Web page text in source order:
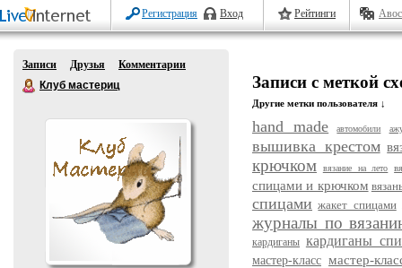
Регистрация Вход Рейтинги
Записи Друзья
Комментарии
Клуб мастериц
Записи с меткой
Другие метки пользователя ↓
hand made автомобили
вышивка крестом
крючком вязание на лето
спицами и крючком
спицами жакет спицами
журналы по
кардиганы кардиганы
мастер-класс мастер-